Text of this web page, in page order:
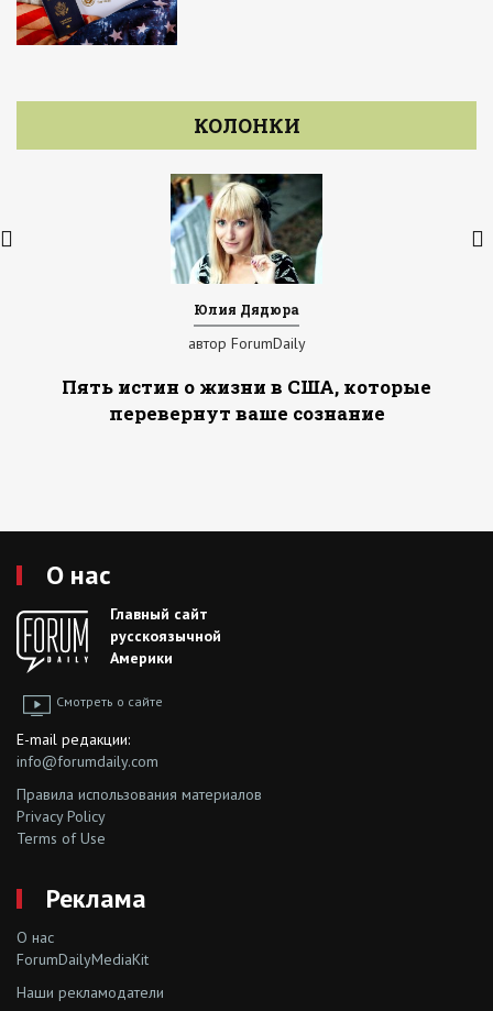
КОЛОНКИ
Юлия Дядюра
автор ForumDaily
Пять истин о жизни в США, которые
перевернут ваше сознание
О нас
Главный сайт
русскоязычной
Америки
Смотреть о сайте
E-mail редакции:
info@forumdaily.com
Правила использования материалов
Privacy Policy
Terms of Use
Реклама
О нас
ForumDailyMediaKit
Наши рекламодатели